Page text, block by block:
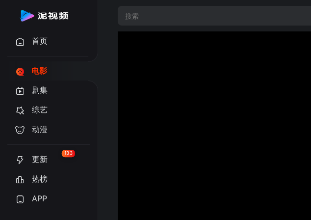
首页
电影
剧集
综艺
动漫
更新
133
热榜
APP